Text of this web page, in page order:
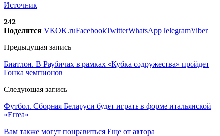
Источник
242
Поделится VKOK.ruFacebookTwitterWhatsAppTelegramViber
Предыдущая запись
Биатлон. В Раубичах в рамках «Кубка содружества» пройдет
Гонка чемпионов
Следующая запись
Футбол. Сборная Беларуси будет играть в форме итальянской
«Errea»
Вам также могут понравиться Еще от автора